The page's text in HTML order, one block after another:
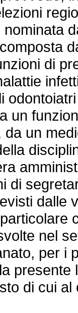
di
un
un
di
dalle
nel
per i
di cui